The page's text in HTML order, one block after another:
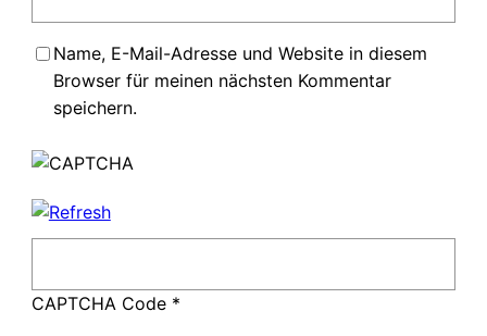
Name, E-Mail-Adresse und Website in diesem
Browser für meinen nächsten Kommentar
speichern.
CAPTCHA Code*